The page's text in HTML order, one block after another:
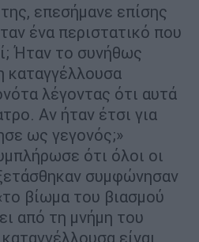
επεσήμανε επίσης
ένα περιστατικό που
Ήταν το συνήθως
καταγγέλλουσα
λέγοντας ότι αυτά
Αν ήταν έτσι για
ως γεγονός;»
ότι όλοι οι
συμφώνησαν
βίωμα του βιασμού
από τη μνήμη του
είναι